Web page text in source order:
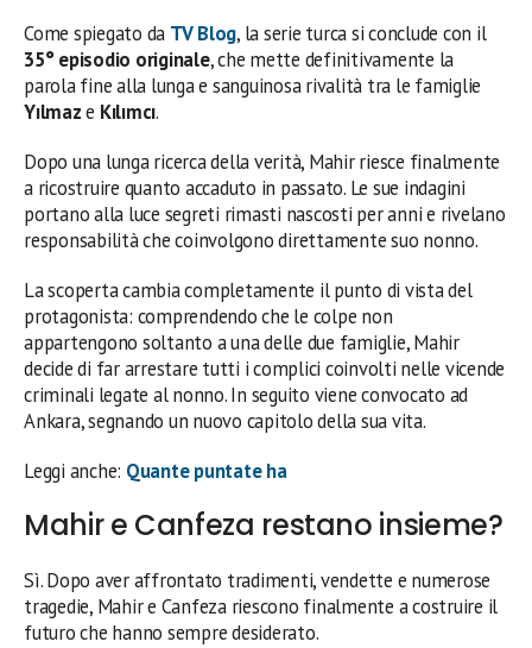
Come spiegato da TV Blog, la serie turca si conclude con il
35° episodio originale, che mette definitivamente la
parola fine alla lunga e sanguinosa rivalità tra le famiglie
Yılmaze Kılımcı.
Dopo una lunga ricerca della verità, Mahir riesce finalmente
a ricostruire quanto accaduto in passato. Le sue indagini
portano alla luce segreti rimasti nascosti per anni e rivelano
responsabilità che coinvolgono direttamente suo nonno.
La scoperta cambia completamente il punto di vista del
protagonista: comprendendo che le colpe non
appartengono soltanto a una delle due famiglie, Mahir
decide di far arrestare tutti i complici coinvolti nelle vicende
criminali legate al nonno. In seguito viene convocato ad
Ankara, segnando un nuovo capitolo della sua vita.
Leggi anche: Quante puntate ha
Mahir e Canfeza restano insieme?
Sì. Dopo aver affrontato tradimenti, vendette e numerose
tragedie, Mahir e Canfeza riescono finalmente a costruire il
futuro che hanno sempre desiderato.